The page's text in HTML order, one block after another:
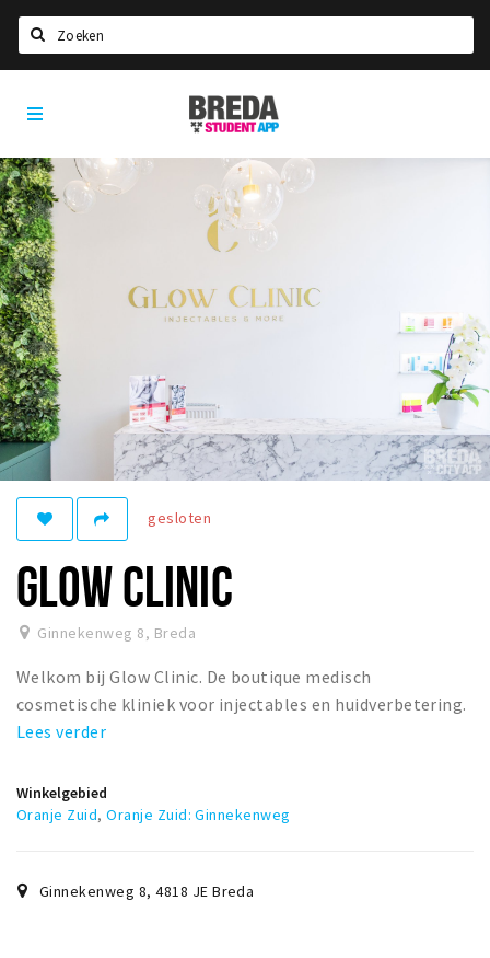
HOME
STUDEREN
Voel je thuis in Breda | GoodMood
Welkom in Breda
Studentenverenigingen
Studentenraad
Studentenroutes
New in town? Check FAQ!
WONEN
Woonruimte
Inschrijven gemeente
Zorgverzekering
Huisarts en eerste hulp
Q&A
KORTING
Breda Student Shop
VRIJE TIJD
Nieuws
Breda
Student
gesloten
GLOW CLINIC
Ginnekenweg 8, Breda
Welkom bij Glow Clinic. De boutique medisch
cosmetische kliniek voor injectables en huidverbetering.
Lees verder
Winkelgebied
Oranje Zuid,Oranje Zuid: Ginnekenweg
Ginnekenweg 8,4818 JE Breda